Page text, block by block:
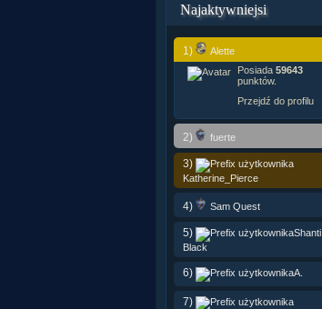
Najaktywniejsi
1)
Alette
Posiada 59643
punktów.
Przejdź do profilu
2) fuerte
3)
Katherine_Pierce
4) Sam Quest
5)
Shanti
Black
6) A.
7)